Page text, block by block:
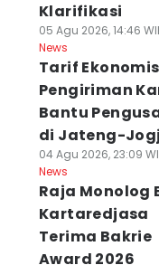
Klarifikasi
05 Agu 2026, 14:46
News
Tarif Ekonomis
Pengiriman
Bantu
di Jateng-
04 Agu 2026, 23:09
News
Raja Monolog
Kartaredjasa
Terima Bakrie
Award 2026